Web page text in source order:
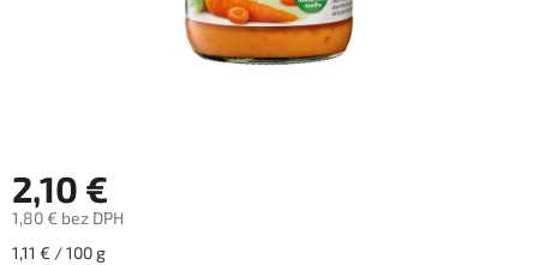
2,10 €
1,80 € bez DPH
Jednotková
1,11 € / 100 g